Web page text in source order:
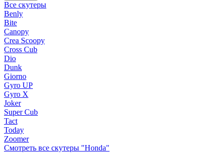
Все скутеры
Benly
Bite
Canopy
Crea Scoopy
Cross Cub
Dio
Dunk
Giorno
Gyro UP
Gyro X
Joker
Super Cub
Tact
Today
Zoomer
Смотреть все скутеры "Honda"